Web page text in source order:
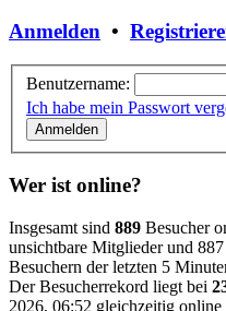
Anmelden •
Benutzername:
Ich habe mein Passwort
Wer ist online?
Insgesamt sind 889 Besucher
unsichtbare Mitglieder und
Besuchern der letzten 5
Der Besucherrekord liegt bei
2026, 06:52 gleichzeitig online